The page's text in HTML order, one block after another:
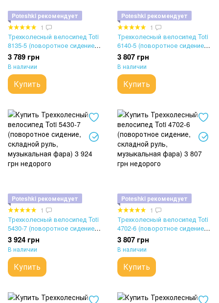
Poteshki рекомендует
1
Трехколесный велосипед Toti
8135-5 (поворотное сидение,
складной руль, музыкальная
фара)
3 789 грн
В наличии
Купить
Poteshki рекомендует
1
Трехколесный велосипед Toti
6140-5 (поворотное сидение,
складной руль, музыкальная
фара)
3 807 грн
В наличии
Купить
Poteshki рекомендует
1
Трехколесный велосипед Toti
5430-7 (поворотное сидение,
складной руль, музыкальная
фара)
3 924 грн
В наличии
Купить
Poteshki рекомендует
1
Трехколесный велосипед Toti
4702-6 (поворотное сидение,
складной руль, музыкальная
фара)
3 807 грн
В наличии
Купить